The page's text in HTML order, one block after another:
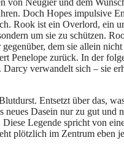
Doch Hopes impulsive
Rook ist ein Overlord, ein
um sie zu schützen.
dem sie allein
Penelope zurück. In der
verwandelt sich – sie
Entsetzt über das,
Dasein nur zu gut und
Legende spricht von
plötzlich im Zentrum eben